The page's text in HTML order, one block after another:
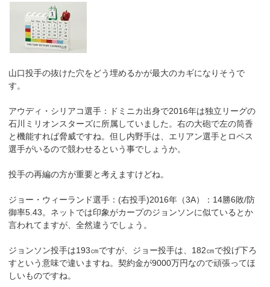
山口投手の抜けた穴をどう埋めるかが最大のカギになりそうで
す。
アウディ・シリアコ選手：ドミニカ出身で2016年は独立リーグの
石川ミリオンスターズに所属していました。右の大砲で左の筒香
と機能すれば脅威ですね。但し内野手は、エリアン選手とロペス
選手がいるので競わせるという事でしょうか。
投手の再編の方が重要と考えますけどね。
ジョー・ウィーランド選手：(右投手)2016年（3A）：14勝6敗/防
御率5.43。ネットでは印象がカープのジョンソンに似ているとか
言われてますが、全然違うでしょう。
ジョンソン投手は193㎝ですが、ジョー投手は、182㎝で投げ下ろ
すという意味で違いますね。契約金が9000万円なので頑張ってほ
しいものですね。